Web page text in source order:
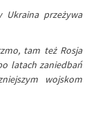
Ukraina przeżywa
tam też Rosja
latach zaniedbań
wojskom